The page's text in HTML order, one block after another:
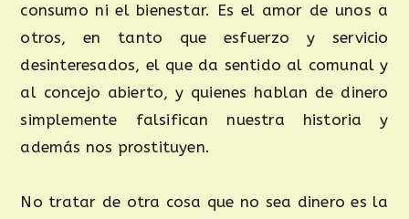
consumo ni el bienestar. Es el amor de unos a
otros, en tanto que esfuerzo y servicio
desinteresados, el que da sentido al comunal y
al concejo abierto, y quienes hablan de dinero
simplemente falsifican nuestra historia y
además nos prostituyen.
No tratar de otra cosa que no sea dinero es la